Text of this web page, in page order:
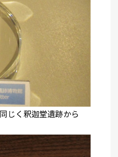
じく釈迦堂遺跡から